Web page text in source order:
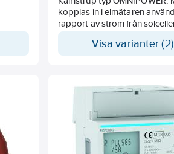
kopplas in i elmätaren
rapport av ström från
elbilsladdare, övervakning av
Visa varianter (2)